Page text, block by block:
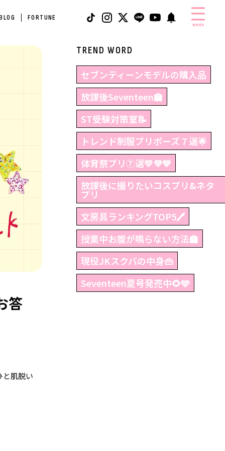
FORTUNE
menu
答
と肌脱い
TREND WORD
セブンティーンモデルの購入品
放課後Seventeen🏫
ST受験対策室📝
トレンド制服プリポーズ７選🌟
体育祭プリ⑦選💛💜💙
放課後に撮りたいコスプリ&ネタ
プリ
文房具ランキングTOP5🖊
授業中お腹が鳴らない方法🏫
現役JKスクバの中身👜
Seventeen夏号発売中🌻🩵